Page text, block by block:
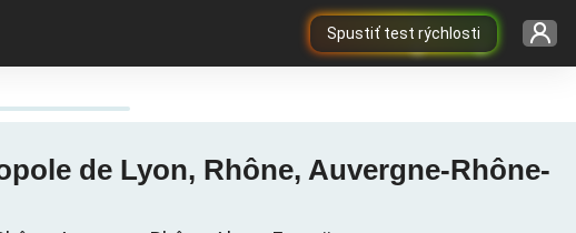
Spustiť test rýchlosti
de Lyon, Rhône, Auvergne-Rhône-